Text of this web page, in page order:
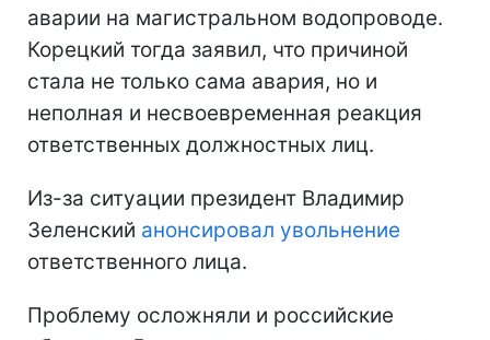
аварии на магистральном водопроводе.
Корецкий тогда заявил, что причиной
стала не только сама авария, но и
неполная и несвоевременная реакция
ответственных должностных лиц.
Из-за ситуации президент Владимир
Зеленский анонсировал увольнение
ответственного лица.
Проблему осложняли и российские